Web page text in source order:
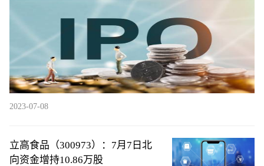
2023-07-08
立高食品（300973）：7月7日北
向资金增持10.86万股